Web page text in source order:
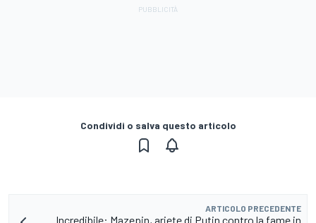
Condividi o salva questo articolo
ARTICOLO PRECEDENTE
Incredibile: Mazepin, ariete di Putin contro la fame in